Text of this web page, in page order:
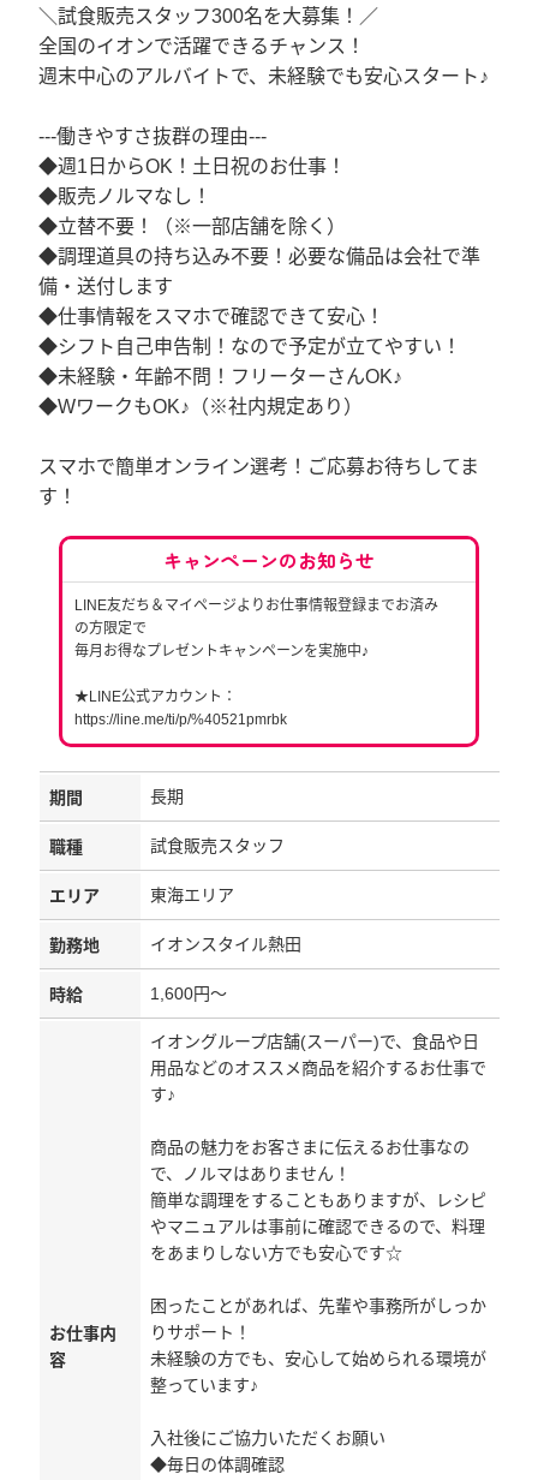
＼試食販売スタッフ300名を大募集！／
全国のイオンで活躍できるチャンス！
週末中心のアルバイトで、未経験でも安心スタート♪
---働きやすさ抜群の理由---
◆週1日からOK！土日祝のお仕事！
◆販売ノルマなし！
◆立替不要！（※一部店舗を除く）
◆調理道具の持ち込み不要！必要な備品は会社で準
備・送付します
◆仕事情報をスマホで確認できて安心！
◆シフト自己申告制！なので予定が立てやすい！
◆未経験・年齢不問！フリーターさんOK♪
◆WワークもOK♪（※社内規定あり）
スマホで簡単オンライン選考！ご応募お待ちしてま
す！
キャンペーンのお知らせ
LINE友だち＆マイページよりお仕事情報登録までお済み
の方限定で
毎月お得なプレゼントキャンペーンを実施中♪
★LINE公式アカウント：
https://line.me/ti/p/%40521pmrbk
期間 長期
職種 試食販売スタッフ
エリア 東海エリア
勤務地 イオンスタイル熱田
時給 1,600円～
お仕事内
容
イオングループ店舗(スーパー)で、食品や日
用品などのオススメ商品を紹介するお仕事で
す♪
商品の魅力をお客さまに伝えるお仕事なの
で、ノルマはありません！
簡単な調理をすることもありますが、レシピ
やマニュアルは事前に確認できるので、料理
をあまりしない方でも安心です☆
困ったことがあれば、先輩や事務所がしっか
りサポート！
未経験の方でも、安心して始められる環境が
整っています♪
入社後にご協力いただくお願い
◆毎日の体調確認